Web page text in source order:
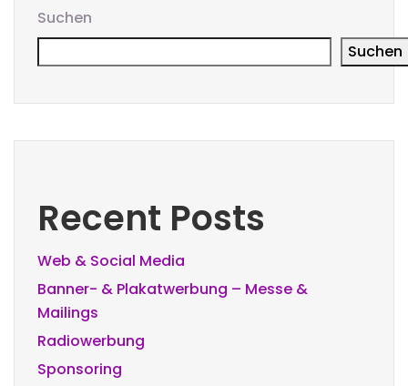
Suchen
Suchen
Recent Posts
Web & Social Media
Banner- & Plakatwerbung – Messe &
Mailings
Radiowerbung
Sponsoring